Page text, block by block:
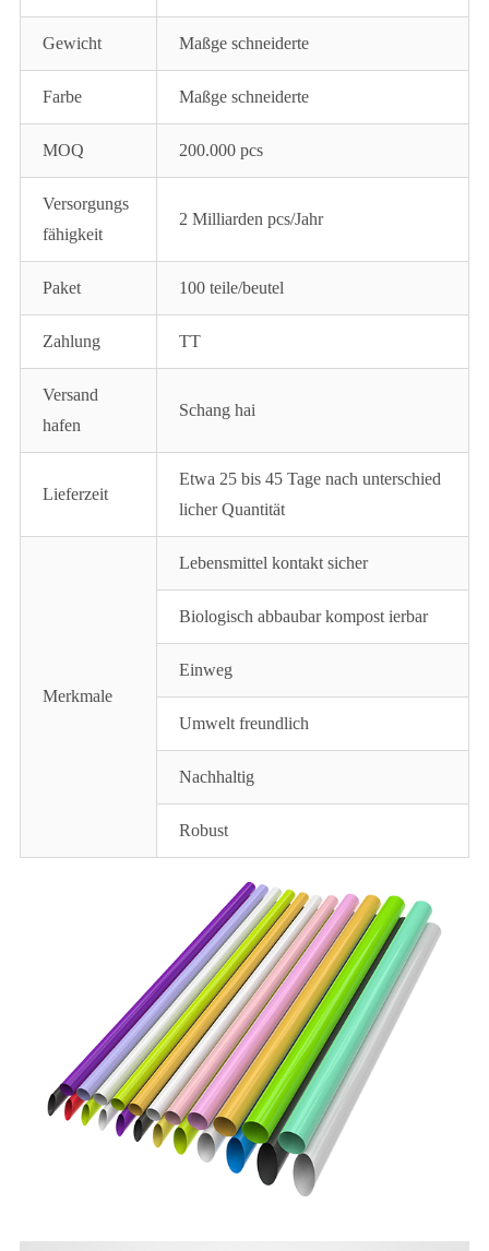
Gewicht Maßge schneiderte
Farbe Maßge schneiderte
MOQ 200.000 pcs
Versorgungs
fähigkeit
2 Milliarden pcs/Jahr
Paket 100 teile/beutel
Zahlung TT
Versand
hafen
Schang hai
Lieferzeit
Etwa 25 bis 45 Tage nach unterschied
licher Quantität
Merkmale
Lebensmittel kontakt sicher
Biologisch abbaubar kompost ierbar
Einweg
Umwelt freundlich
Nachhaltig
Robust